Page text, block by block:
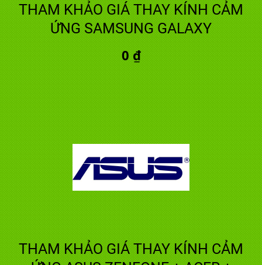
THAM KHẢO GIÁ THAY KÍNH CẢM
ỨNG SAMSUNG GALAXY
0 ₫
THAM KHẢO GIÁ THAY KÍNH CẢM